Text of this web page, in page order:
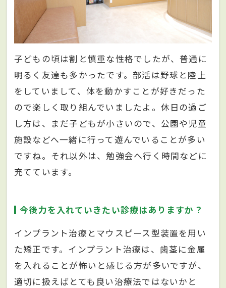
子どもの頃は割と慎重な性格でしたが、普通に
明るく友達も多かったです。部活は野球と陸上
をしていまして、体を動かすことが好きだった
ので楽しく取り組んでいましたよ。休日の過ご
し方は、まだ子どもが小さいので、公園や児童
施設などへ一緒に行って遊んでいることが多い
ですね。それ以外は、勉強会へ行く時間などに
充てています。
今後力を入れていきたい診療はありますか？
インプラント治療とマウスピース型装置を用い
た矯正です。インプラント治療は、歯茎に金属
を入れることが怖いと感じる方が多いですが、
適切に扱えばとても良い治療法ではないかと